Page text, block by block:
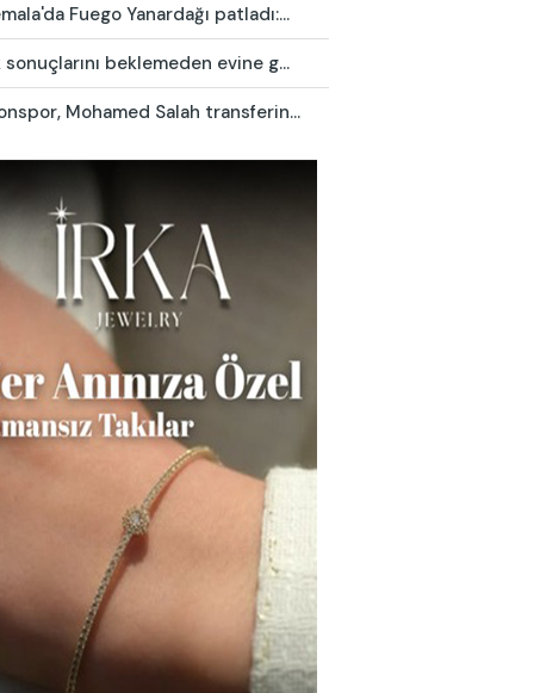
Fuego Yanardağı patladı:...
beklemeden evine g...
Mohamed Salah transferin...